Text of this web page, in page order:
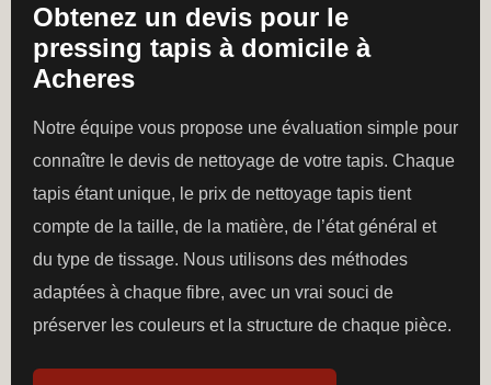
Obtenez un devis pour le
pressing tapis à domicile à
Acheres
Notre équipe vous propose une évaluation simple pour
connaître le devis de nettoyage de votre tapis. Chaque
tapis étant unique, le prix de nettoyage tapis tient
compte de la taille, de la matière, de l’état général et
du type de tissage. Nous utilisons des méthodes
adaptées à chaque fibre, avec un vrai souci de
préserver les couleurs et la structure de chaque pièce.